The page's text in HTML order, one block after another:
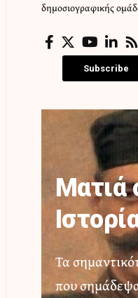
δημοσιογραφικής
Subscribe
Ματιά
Τα
που